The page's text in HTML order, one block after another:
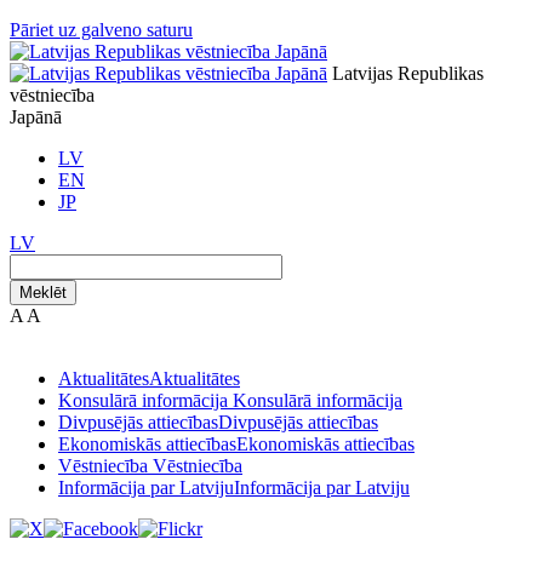
Pāriet uz galveno saturu
Latvijas Republikas
vēstniecība
Japānā
LV
EN
JP
LV
Meklēt
A A
AktualitātesAktualitātes
Konsulārā informācija Konsulārā informācija
Divpusējās attiecībasDivpusējās attiecības
Ekonomiskās attiecībasEkonomiskās attiecības
Vēstniecība Vēstniecība
Informācija par LatvijuInformācija par Latviju